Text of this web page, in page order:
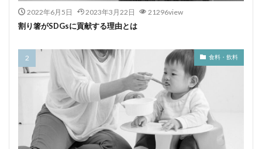
2022年6月5日 2023年3月22日 21296view
割り箸がSDGsに貢献する理由とは
食料・飲料